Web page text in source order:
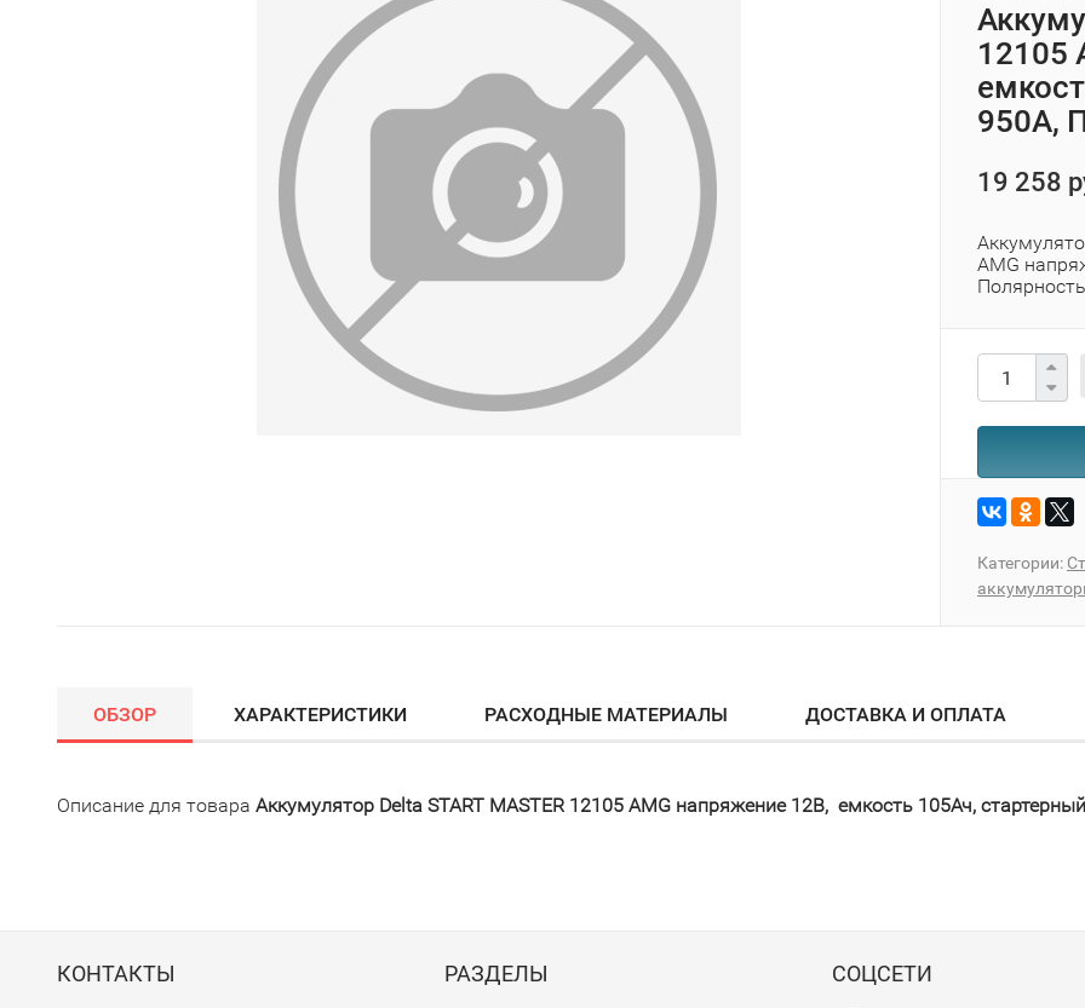
12105
950А,
19 258
AMG
Категории:
ОБЗОР ХАРАКТЕРИСТИКИ РАСХОДНЫЕ МАТЕРИАЛЫ ДОСТАВКА И ОПЛАТА
Описание для товара Аккумулятор Delta START MASTER 12105 AMG напряжение 12В, емкость 105Ач,
КОНТАКТЫ РАЗДЕЛЫ СОЦСЕТИ